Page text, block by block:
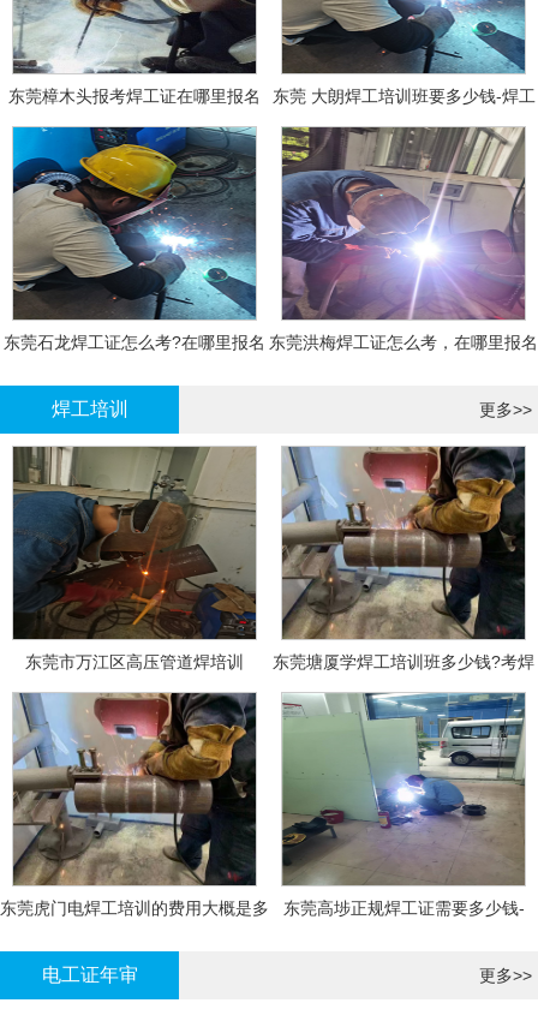
东莞樟木头报考焊工证在哪里报名
东莞 大朗焊工培训班要多少钱-焊工
报名
东莞石龙焊工证怎么考?在哪里报名 东莞洪梅焊工证怎么考，在哪里报名
焊工培训 更多>>
东莞市万江区高压管道焊培训
东莞塘厦学焊工培训班多少钱?考焊
工证大概多少钱?
东莞虎门电焊工培训的费用大概是多
东莞高埗正规焊工证需要多少钱-
电工证年审 更多>>